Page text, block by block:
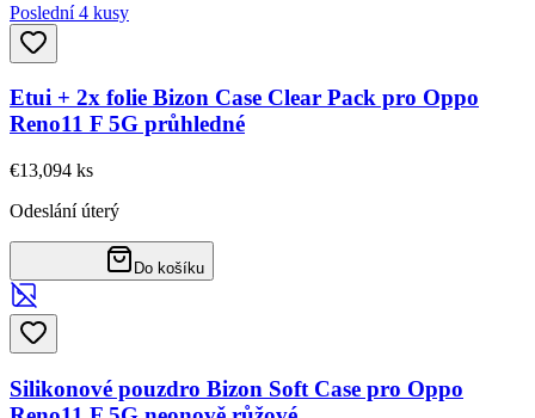
Poslední 4 kusy
Etui + 2x folie Bizon Case Clear Pack pro Oppo
Reno11 F 5G průhledné
€13,094 ks
Odeslání úterý
Do košíku
Silikonové pouzdro Bizon Soft Case pro Oppo